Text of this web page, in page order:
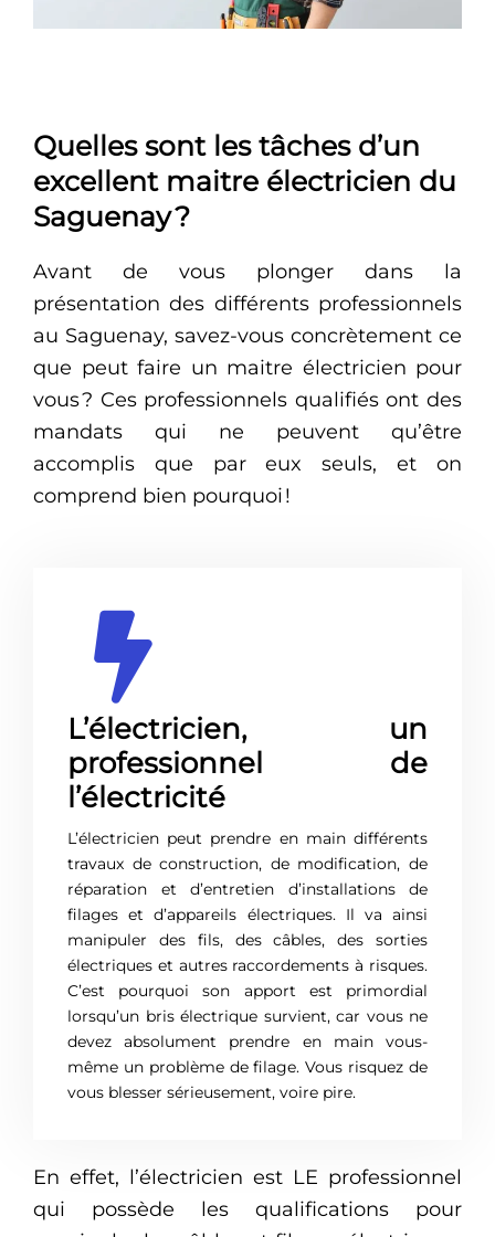
Quelles sont les tâches d’un
excellent maitre électricien du
Saguenay ?
Avant de vous plonger dans la
présentation des différents professionnels
au Saguenay, savez-vous concrètement ce
que peut faire un maitre électricien pour
vous ? Ces professionnels qualifiés ont des
mandats qui ne peuvent qu’être
accomplis que par eux seuls, et on
comprend bien pourquoi !
L’électricien, un
professionnel de
l’électricité
L’électricien peut prendre en main différents
travaux de construction, de modification, de
réparation et d’entretien d’installations de
filages et d’appareils électriques. Il va ainsi
manipuler des fils, des câbles, des sorties
électriques et autres raccordements à risques.
C’est pourquoi son apport est primordial
lorsqu’un bris électrique survient, car vous ne
devez absolument prendre en main vous-
même un problème de filage. Vous risquez de
vous blesser sérieusement, voire pire.
En effet, l’électricien est LE professionnel
qui possède les qualifications pour